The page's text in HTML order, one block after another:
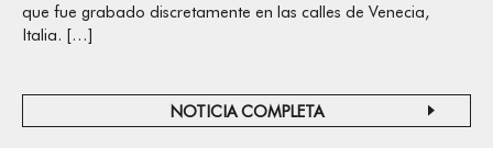
que fue grabado discretamente en las calles de Venecia,
Italia. […]
NOTICIA COMPLETA